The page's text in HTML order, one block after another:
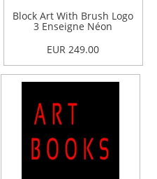
Block Art With Brush Logo
3 Enseigne Néon
EUR 249.00